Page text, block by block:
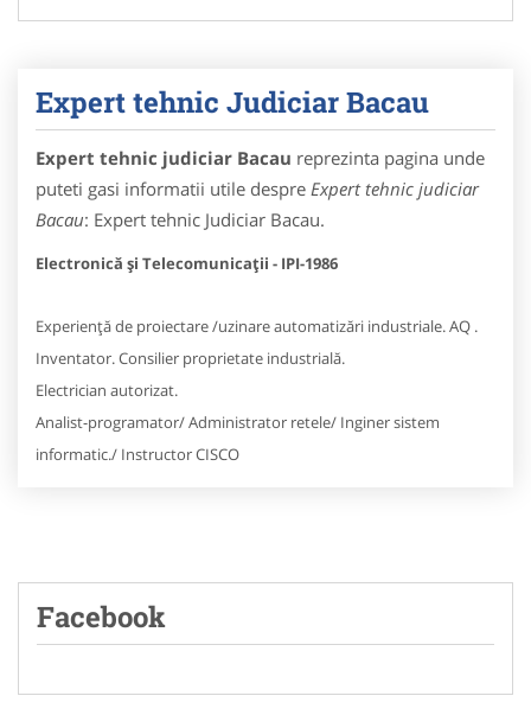
Expert tehnic Judiciar Bacau
Expert tehnic judiciar Bacau reprezinta pagina unde
puteti gasi informatii utile despre Expert tehnic judiciar
Bacau: Expert tehnic Judiciar Bacau.
Electronică și Telecomunicații - IPI-1986
Experiență de proiectare /uzinare automatizări industriale. AQ .
Inventator. Consilier proprietate industrială.
Electrician autorizat.
Analist-programator/ Administrator retele/ Inginer sistem
informatic./ Instructor CISCO
Facebook